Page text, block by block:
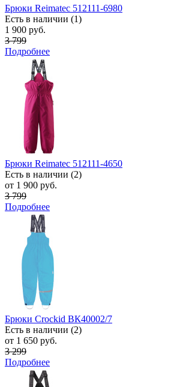
Брюки Reimatec 512111-6980
Есть в наличии (1)
1 900 руб.
3 799
Подробнее
Брюки Reimatec 512111-4650
Есть в наличии (2)
от 1 900 руб.
3 799
Подробнее
Брюки Crockid ВК40002/7
Есть в наличии (2)
от 1 650 руб.
3 299
Подробнее